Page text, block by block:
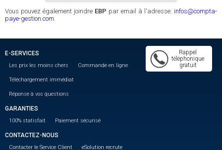
Vous pouvez également joindre EBP par email à l'adresse: infos@compta-
paye-gestion.com.
Rappel
téléphonique
gratuit
E-SERVICES
Les prix les moins chers Commande en ligne
Téléchargement immédiat
Réponse à vos questions
GARANTIES
100% statisfait Paiement sécurisé
CONTACTEZ-NOUS
Contacter le Service Client eSolution recrute